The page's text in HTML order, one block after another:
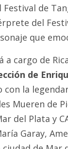
Festival de
del
que
a cargo de
de
la
Mueren de
del Plata y
Garay,